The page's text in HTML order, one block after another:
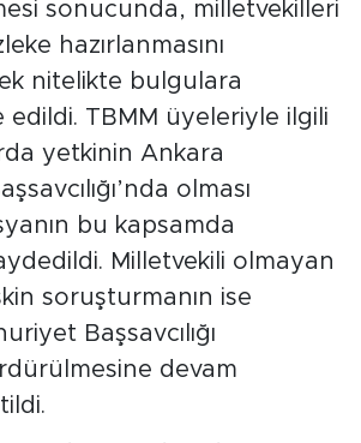
sonucunda, milletvekilleri
hazırlanmasını
nitelikte bulgulara
edildi. TBMM üyeleriyle ilgili
yetkinin Ankara
olması
bu kapsamda
Milletvekili olmayan
soruşturmanın ise
Başsavcılığı
devam